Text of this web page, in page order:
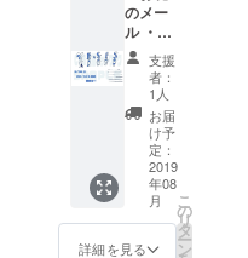
nga ）
さんが
このプ
ロジェ
クトの
ために
デザイ
ンしま
した。
／医学
博士・
倉恒弘
彦［監
修］）
１冊
【啓発
ポスト
カード
につい
て】 自
身も
ME/CFS
のメー
ル ・啓
発ポス
トカー
ド 2種
類 各3
枚 ・コ
ミック
エッセ
イ「あ
る日突
然、慢
性疲労
支援
者：
1人
お届
け予
定：
2019
年08
月
詳細を見る
こ
の
リ
タ
ー
ン